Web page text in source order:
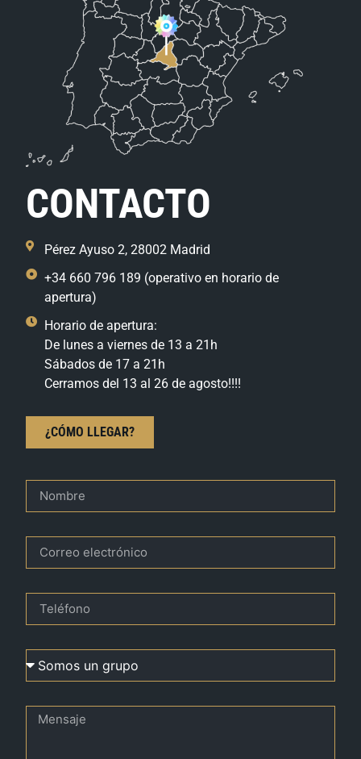
CONTACTO
Pérez Ayuso 2, 28002 Madrid
+34 660 796 189 (operativo en horario de
apertura)
Horario de apertura:
De lunes a viernes de 13 a 21h
Sábados de 17 a 21h
Cerramos del 13 al 26 de agosto!!!!
¿CÓMO LLEGAR?